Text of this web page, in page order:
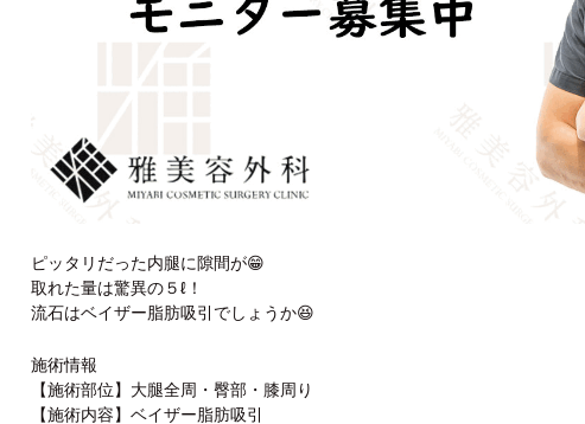
ピッタリだった内腿に隙間が😁
取れた量は驚異の５ℓ！
流石はベイザー脂肪吸引でしょうか😆
施術情報
【施術部位】大腿全周・臀部・膝周り
【施術内容】ベイザー脂肪吸引